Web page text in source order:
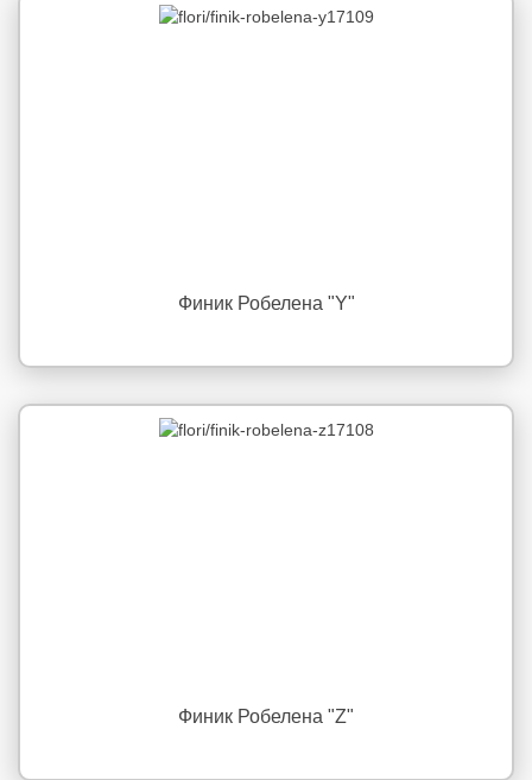
Финик Робелена "Y"
Финик Робелена "Z"